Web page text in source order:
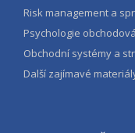
Risk management a
Psychologie
Obchodní systémy a
Další zajímavé